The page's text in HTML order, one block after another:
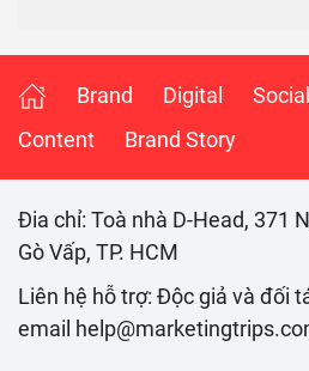
Brand Digital Social
Content
Brand Story
Đia chỉ: Toà nhà D-Head, 371
Gò Vấp, TP. HCM
Liên hệ hỗ trợ: Độc giả và đối
email